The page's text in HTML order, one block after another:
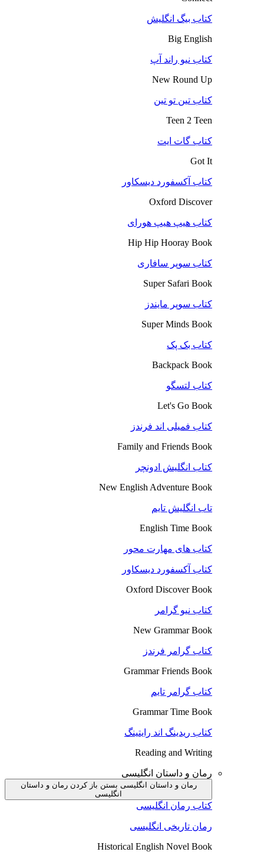
کتاب بیگ انگلیش
Big English
کتاب نیو راند آپ
New Round Up
کتاب تین تو تین
Teen 2 Teen
کتاب گات ایت
Got It
کتاب آکسفورد دیسکاور
Oxford Discover
کتاب هیپ هیپ هورای
Hip Hip Hooray Book
کتاب سوپر سافاری
Super Safari Book
کتاب سوپر مایندز
Super Minds Book
کتاب بک پک
Backpack Book
کتاب لتسگو
Let's Go Book
کتاب فمیلی اند فرندز
Family and Friends Book
کتاب انگلیش ادونچر
New English Adventure Book
تاب انگلیش تایم
English Time Book
کتاب های مهارت محور
کتاب آکسفورد دیسکاور
Oxford Discover Book
کتاب نیو گرامر
New Grammar Book
کتاب گرامر فرندز
Grammar Friends Book
کتاب گرامر تایم
Grammar Time Book
کتاب ریدینگ اند رایتینگ
Reading and Writing
رمان و داستان انگلیسی
رمان و داستان انگلیسی بستن باز کردن رمان و داستان
انگلیسی
کتاب رمان انگلیسی
رمان تاریخی انگلیسی
Historical English Novel Book